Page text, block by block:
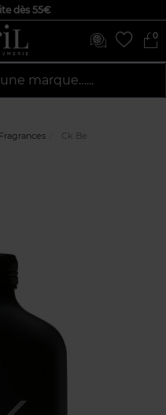
dès 55€
0
marque…...
Fragrances Ck Be